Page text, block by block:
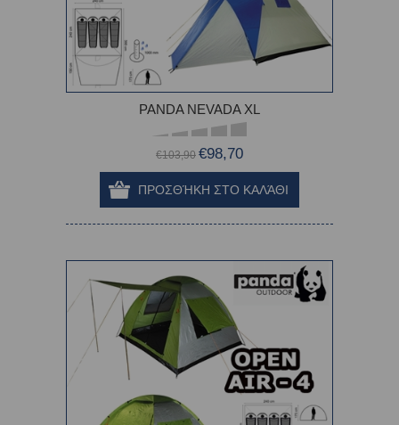
PANDA NEVADA XL
€103,90 €98,70